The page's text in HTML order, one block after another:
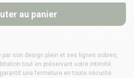
au panier
par son design plein et ses lignes sobres,
tout en préservant votre intimité.
une fermeture en toute sécurité.